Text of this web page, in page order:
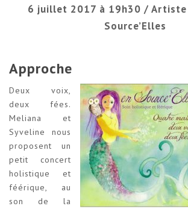
6 juillet 2017 à 19h30 / Artiste
Source’Elles
Approche
Deux voix,
deux fées.
Meliana et
Syveline nous
proposent un
petit concert
holistique et
féérique, au
son de la